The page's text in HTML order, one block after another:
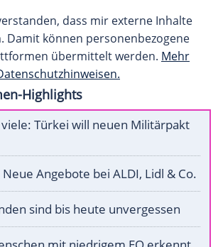
dass mir externe Inhalte
Damit können personenbezogene
übermittelt werden. Mehr
Highlights
Türkei will neuen Militärpakt
Angebote bei ALDI, Lidl & Co.
sind bis heute unvergessen